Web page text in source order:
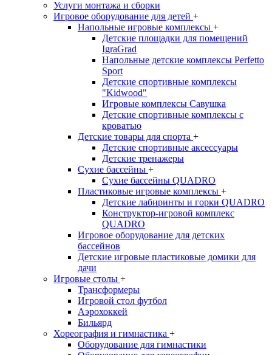
Услуги монтажа и сборки
Игровое оборудование для детей +
Напольные игровые комплексы +
Детские площадки для помещений
IgraGrad
Напольные детские комплексы Perfetto
Sport
Детские спортивные комплексы
"Kidwood"
Игровые комплексы Савушка
Детские спортивные комплексы с
кроватью
Детские товары для спорта +
Детские спортивные aксессуары
Детские тренажеры
Сухие бассейны +
Сухие бассейны QUADRO
Пластиковые игровые комплексы +
Детские лабиринты и горки QUADRO
Конструктор-игровой комплекс
QUADRO
Игровое оборудование для детских
бассейнов
Детские игровые пластиковые домики для
дачи
Игровые столы +
Трансформеры
Игровой стол футбол
Аэрохоккей
Бильярд
Хореография и гимнастика +
Оборудование для гимнастики